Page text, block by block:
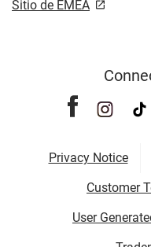
Sitio de EMEA
Privacy Notice
Customer
User